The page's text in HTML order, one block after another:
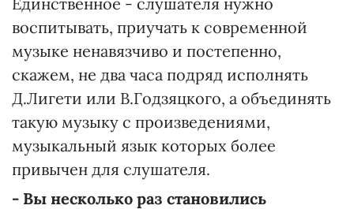
воспитывать, приучать к современной
музыке ненавязчиво и постепенно,
скажем, не два часа подряд исполнять
Д.Лигети или В.Годзяцкого, а объединять
такую музыку с произведениями,
музыкальный язык которых более
привычен для слушателя.
- Вы несколько раз становились